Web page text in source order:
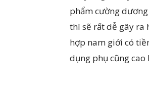
phẩm cường
thì sẽ rất dễ gây ra
hợp nam giới có
dụng phụ cũng cao